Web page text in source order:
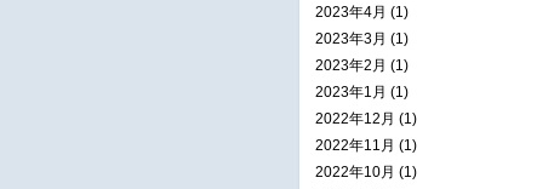
2023年4月 (1)
2023年3月 (1)
2023年2月 (1)
2023年1月 (1)
2022年12月 (1)
2022年11月 (1)
2022年10月 (1)